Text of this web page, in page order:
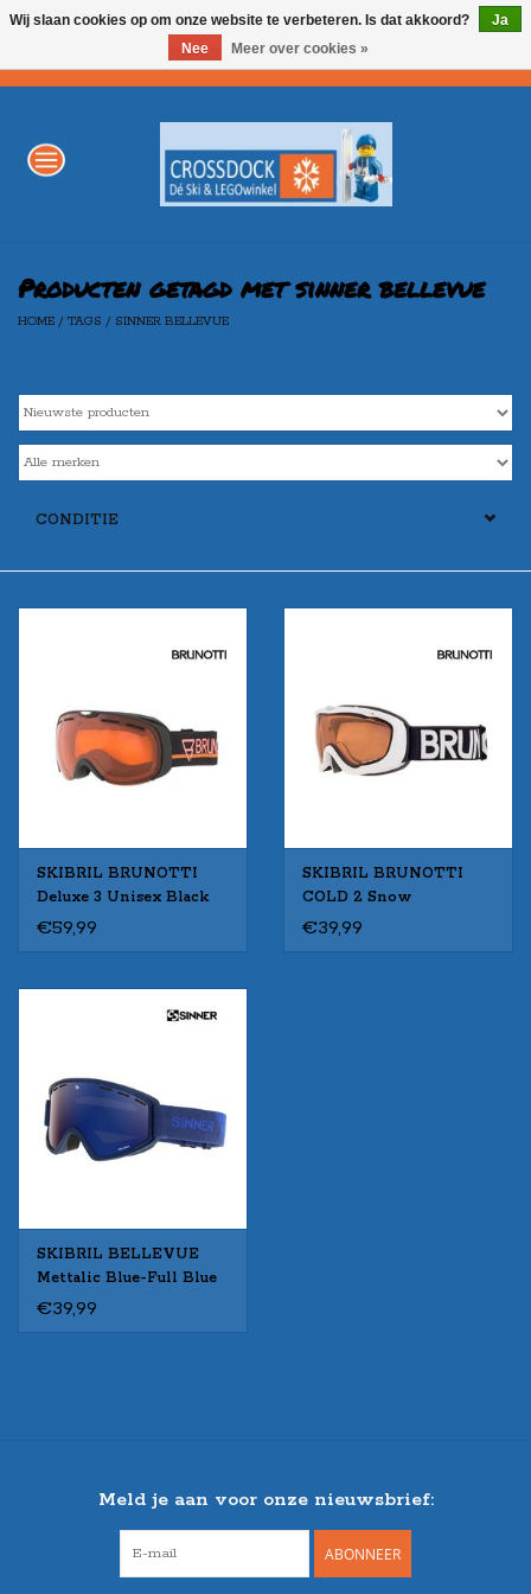
WINTERSPORT
LEGO
Merken
Producten getagd met sinner bellevue
HOME / TAGS / SINNER BELLEVUE
CONDITIE
SKIBRIL BRUNOTTI
Deluxe 3 Unisex Black
€59,99
SKIBRIL BRUNOTTI
COLD 2 Snow
€39,99
SKIBRIL BELLEVUE
Mettalic Blue-Full Blue
Mir
€39,99
Meld je aan voor onze nieuwsbrief:
ABONNEER
Wij slaan cookies op om onze website te verbeteren. Is dat akkoord?
Ja
Nee
Meer over cookies »